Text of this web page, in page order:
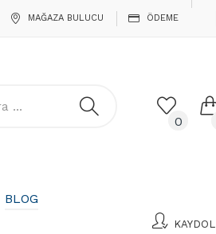
MAĞAZA BULUCU ÖDEME
0
BLOG
KAYDOL